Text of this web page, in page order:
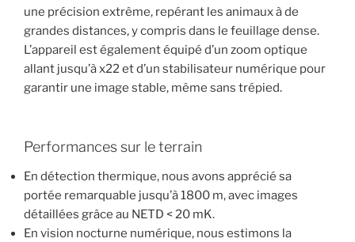
une précision extrême, repérant les animaux à de
grandes distances, y compris dans le feuillage dense.
L’appareil est également équipé d’un zoom optique
allant jusqu’à x22 et d’un stabilisateur numérique pour
garantir une image stable, même sans trépied.
Performances sur le terrain
En détection thermique, nous avons apprécié sa
portée remarquable jusqu’à 1800 m, avec images
détaillées grâce au NETD < 20 mK.
En vision nocturne numérique, nous estimons la